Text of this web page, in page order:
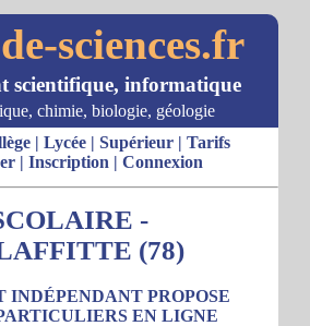
sciences.fr
scientifique, informatique
chimie, biologie, géologie
| Lycée| Supérieur| Tarifs
| Inscription | Connexion
-
(78)
INDÉPENDANT PROPOSE
EN LIGNE